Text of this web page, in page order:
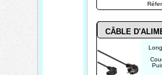
CÂBLE